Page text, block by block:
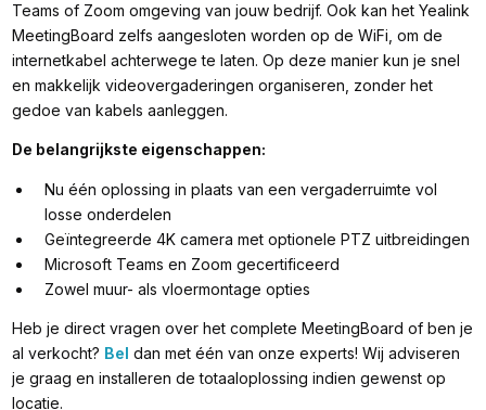
Teams of Zoom omgeving van jouw bedrijf. Ook kan het Yealink
MeetingBoard zelfs aangesloten worden op de WiFi, om de
internetkabel achterwege te laten. Op deze manier kun je snel
en makkelijk videovergaderingen organiseren, zonder het
gedoe van kabels aanleggen.
De belangrijkste eigenschappen:
Nu één oplossing in plaats van een vergaderruimte vol
losse onderdelen
Geïntegreerde 4K camera met optionele PTZ uitbreidingen
⁠Microsoft Teams en Zoom gecertificeerd
⁠Zowel muur- als vloermontage opties
Heb je direct vragen over het complete MeetingBoard of ben je
al verkocht? Bel dan met één van onze experts! Wij adviseren
je graag en installeren de totaaloplossing indien gewenst op
locatie.